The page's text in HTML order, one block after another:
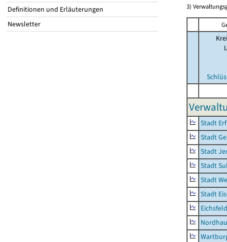
Definitionen und Erläuterungen
Newsletter
3)
Stadt
Stadt
Stadt
Stadt
Stadt
Stadt
Eichsfeld